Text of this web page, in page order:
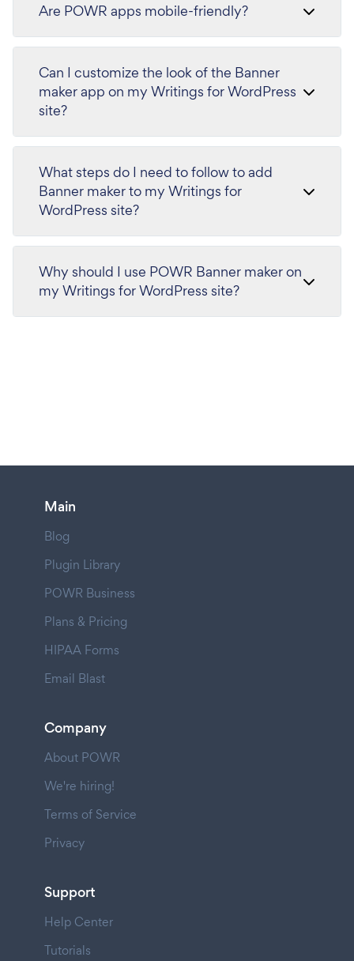
Are POWR apps mobile-friendly?
Can I customize the look of the Banner
maker app on my Writings for WordPress
site?
What steps do I need to follow to add
Banner maker to my Writings for
WordPress site?
Why should I use POWR Banner maker on
my Writings for WordPress site?
Main
Blog
Plugin Library
POWR Business
Plans & Pricing
HIPAA Forms
Email Blast
Company
About POWR
We're hiring!
Terms of Service
Privacy
Support
Help Center
Tutorials